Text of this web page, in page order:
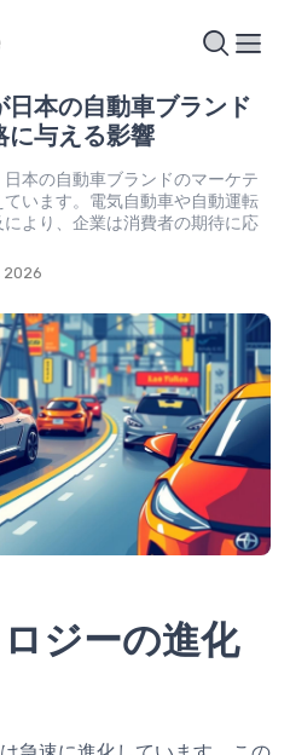
本の自動車ブランド
に与える影響
本の自動車ブランドのマーケテ
います。電気自動車や自動運転
より、企業は消費者の期待に応
2026
ジーの進化